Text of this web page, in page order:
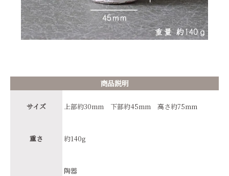
商品説明
サイズ 上部約30mm 下部約45mm 高さ約75mm
重さ 約140g
陶器